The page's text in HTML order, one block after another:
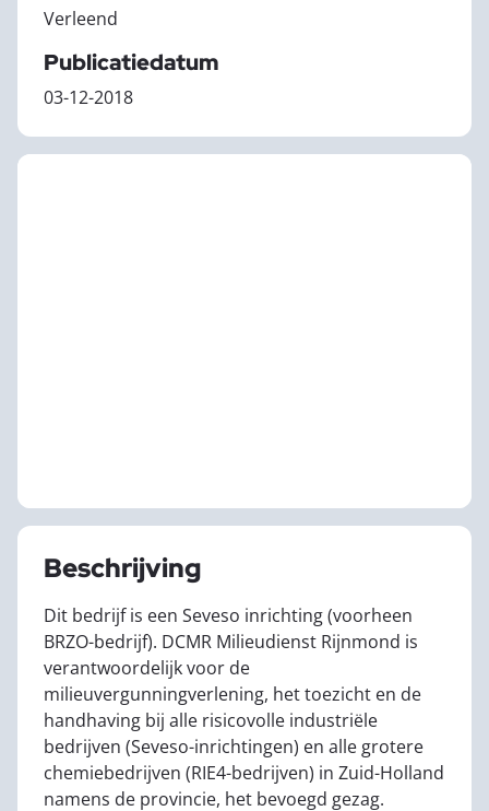
Verleend
Publicatiedatum
03-12-2018
Beschrijving
Dit bedrijf is een Seveso inrichting (voorheen
BRZO-bedrijf). DCMR Milieudienst Rijnmond is
verantwoordelijk voor de
milieuvergunningverlening, het toezicht en de
handhaving bij alle risicovolle industriële
bedrijven (Seveso-inrichtingen) en alle grotere
chemiebedrijven (RIE4-bedrijven) in Zuid-Holland
namens de provincie, het bevoegd gezag.